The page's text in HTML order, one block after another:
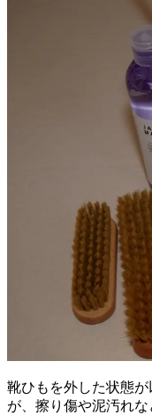
靴ひもを外した状態
が、擦り傷や泥汚れな